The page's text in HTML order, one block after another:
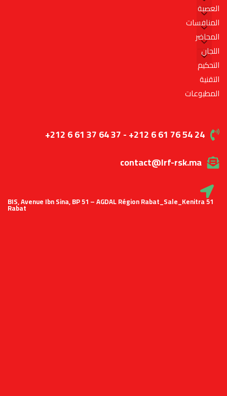
العصبة
المنافسات
المحاضر
اللجان
التحكيم
التقنية
المطبوعات
+212 6 61 37 64 37 - +212 6 61 76 54 24
contact@lrf-rsk.ma
51 BIS, Avenue Ibn Sina, BP 51 – AGDAL Région Rabat_Sale_Kenitra
Rabat